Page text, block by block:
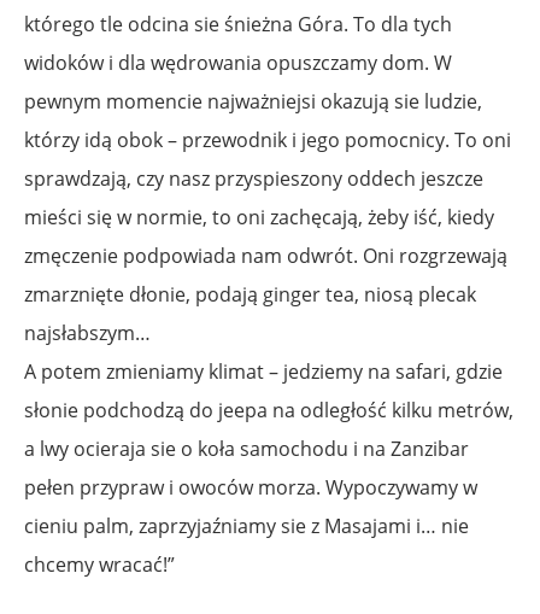
którego tle odcina sie śnieżna Góra. To dla tych
widoków i dla wędrowania opuszczamy dom. W
pewnym momencie najważniejsi okazują sie ludzie,
którzy idą obok – przewodnik i jego pomocnicy. To oni
sprawdzają, czy nasz przyspieszony oddech jeszcze
mieści się w normie, to oni zachęcają, żeby iść, kiedy
zmęczenie podpowiada nam odwrót. Oni rozgrzewają
zmarznięte dłonie, podają ginger tea, niosą plecak
najsłabszym…
A potem zmieniamy klimat – jedziemy na safari, gdzie
słonie podchodzą do jeepa na odległość kilku metrów,
a lwy ocieraja sie o koła samochodu i na Zanzibar
pełen przypraw i owoców morza. Wypoczywamy w
cieniu palm, zaprzyjaźniamy sie z Masajami i… nie
chcemy wracać!”